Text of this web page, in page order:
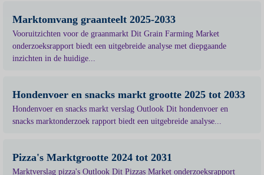
Marktomvang graanteelt 2025-2033
Vooruitzichten voor de graanmarkt Dit Grain Farming Market
onderzoeksrapport biedt een uitgebreide analyse met diepgaande
inzichten in de huidige...
Hondenvoer en snacks markt grootte 2025 tot 2033
Hondenvoer en snacks markt verslag Outlook Dit hondenvoer en
snacks marktonderzoek rapport biedt een uitgebreide analyse...
Pizza's Marktgrootte 2024 tot 2031
Marktverslag pizza's Outlook Dit Pizzas Market onderzoeksrapport